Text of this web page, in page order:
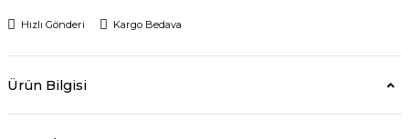
Hızlı Gönderi Kargo Bedava
Ürün Bilgisi